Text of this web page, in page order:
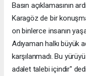
Basın açıklamasının
Karagöz de bir
on binlerce insanın
Adıyaman halkı büyük
karşılanmadı. Bu
adalet talebi içindir"